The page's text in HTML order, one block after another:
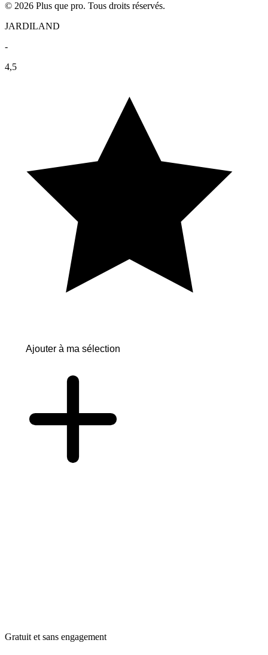
© 2026 Plus que pro. Tous droits réservés.
JARDILAND
-
4,5
Ajouter à ma sélection
Gratuit et sans engagement